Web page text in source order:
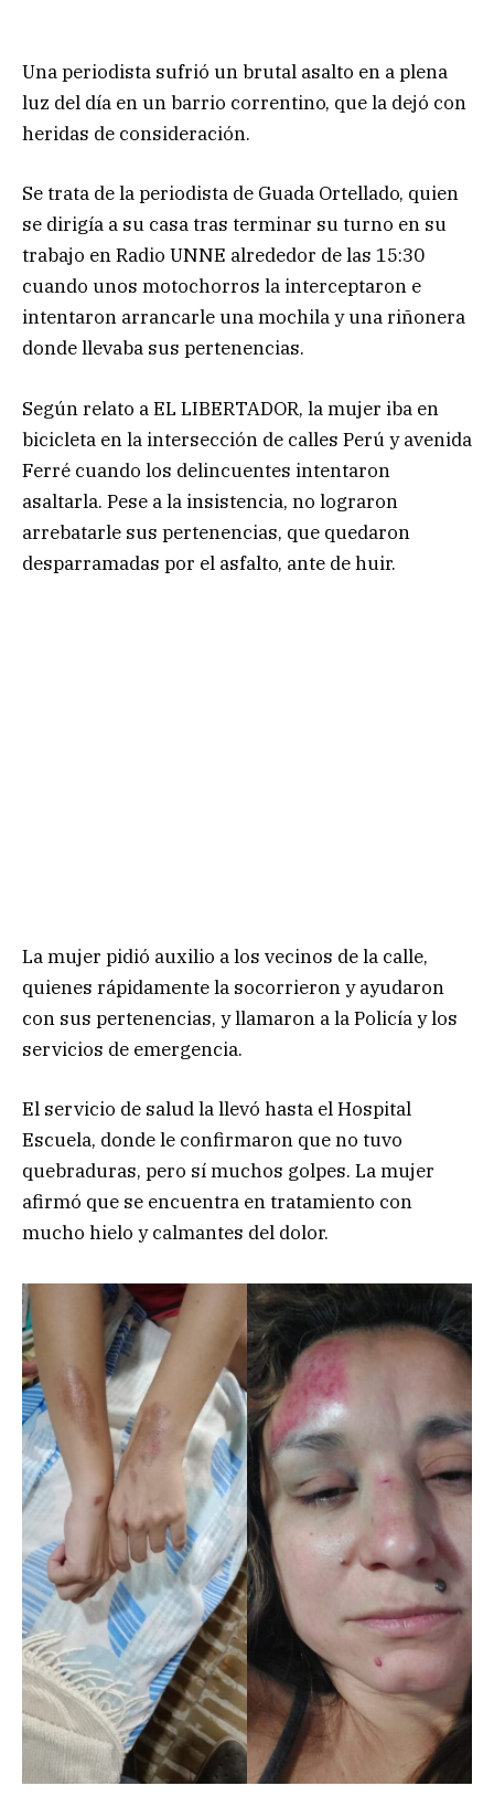
Una periodista sufrió un brutal asalto en a plena
luz del día en un barrio correntino, que la dejó con
heridas de consideración.
Se trata de la periodista de Guada Ortellado, quien
se dirigía a su casa tras terminar su turno en su
trabajo en Radio UNNE alrededor de las 15:30
cuando unos motochorros la interceptaron e
intentaron arrancarle una mochila y una riñonera
donde llevaba sus pertenencias.
Según relato a EL LIBERTADOR, la mujer iba en
bicicleta en la intersección de calles Perú y avenida
Ferré cuando los delincuentes intentaron
asaltarla. Pese a la insistencia, no lograron
arrebatarle sus pertenencias, que quedaron
desparramadas por el asfalto, ante de huir.
La mujer pidió auxilio a los vecinos de la calle,
quienes rápidamente la socorrieron y ayudaron
con sus pertenencias, y llamaron a la Policía y los
servicios de emergencia.
El servicio de salud la llevó hasta el Hospital
Escuela, donde le confirmaron que no tuvo
quebraduras, pero sí muchos golpes. La mujer
afirmó que se encuentra en tratamiento con
mucho hielo y calmantes del dolor.